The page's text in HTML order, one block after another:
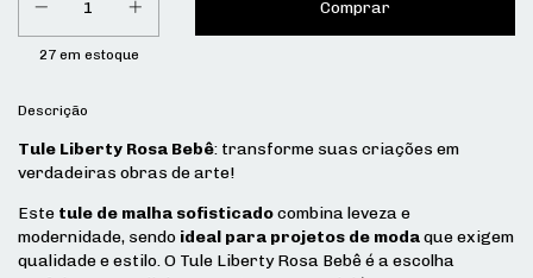
27em estoque
Descrição
Tule Liberty Rosa Bebê: transforme suas criações em
verdadeiras obras de arte!
Este tule de malha sofisticadocombina leveza e
modernidade, sendo ideal para projetos de modaque exigem
qualidade e estilo. O Tule Liberty Rosa Bebê é a escolha